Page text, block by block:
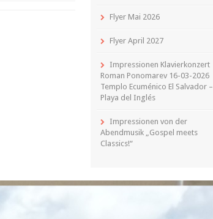
Flyer Mai 2026
Flyer April 2027
Impressionen Klavierkonzert
Roman Ponomarev 16-03-2026
Templo Ecuménico El Salvador –
Playa del Inglés
Impressionen von der
Abendmusik „Gospel meets
Classics!“